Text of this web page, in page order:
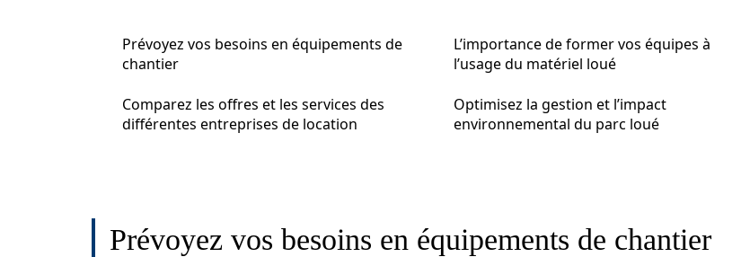
Prévoyez vos besoins en équipements de
chantier
Comparez les offres et les services des
différentes entreprises de location
L’importance de former vos équipes à
l’usage du matériel loué
Optimisez la gestion et l’impact
environnemental du parc loué
Prévoyez vos besoins en équipements de chantier